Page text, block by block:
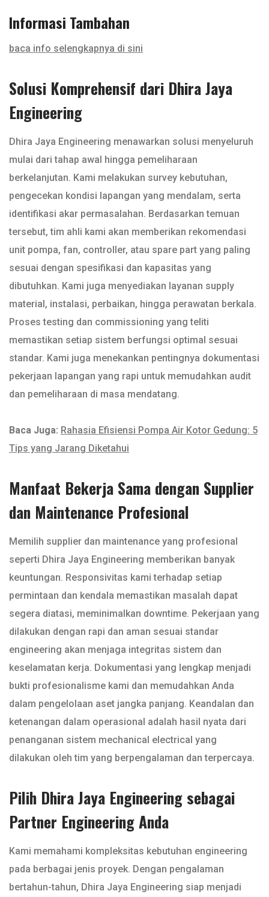
Informasi Tambahan
baca info selengkapnya di sini
Solusi Komprehensif dari Dhira Jaya
Engineering
Dhira Jaya Engineering menawarkan solusi menyeluruh
mulai dari tahap awal hingga pemeliharaan
berkelanjutan. Kami melakukan survey kebutuhan,
pengecekan kondisi lapangan yang mendalam, serta
identifikasi akar permasalahan. Berdasarkan temuan
tersebut, tim ahli kami akan memberikan rekomendasi
unit pompa, fan, controller, atau spare part yang paling
sesuai dengan spesifikasi dan kapasitas yang
dibutuhkan. Kami juga menyediakan layanan supply
material, instalasi, perbaikan, hingga perawatan berkala.
Proses testing dan commissioning yang teliti
memastikan setiap sistem berfungsi optimal sesuai
standar. Kami juga menekankan pentingnya dokumentasi
pekerjaan lapangan yang rapi untuk memudahkan audit
dan pemeliharaan di masa mendatang.
Baca Juga: Rahasia Efisiensi Pompa Air Kotor Gedung: 5
Tips yang Jarang Diketahui
Manfaat Bekerja Sama dengan Supplier
dan Maintenance Profesional
Memilih supplier dan maintenance yang profesional
seperti Dhira Jaya Engineering memberikan banyak
keuntungan. Responsivitas kami terhadap setiap
permintaan dan kendala memastikan masalah dapat
segera diatasi, meminimalkan downtime. Pekerjaan yang
dilakukan dengan rapi dan aman sesuai standar
engineering akan menjaga integritas sistem dan
keselamatan kerja. Dokumentasi yang lengkap menjadi
bukti profesionalisme kami dan memudahkan Anda
dalam pengelolaan aset jangka panjang. Keandalan dan
ketenangan dalam operasional adalah hasil nyata dari
penanganan sistem mechanical electrical yang
dilakukan oleh tim yang berpengalaman dan terpercaya.
Pilih Dhira Jaya Engineering sebagai
Partner Engineering Anda
Kami memahami kompleksitas kebutuhan engineering
pada berbagai jenis proyek. Dengan pengalaman
bertahun-tahun, Dhira Jaya Engineering siap menjadi